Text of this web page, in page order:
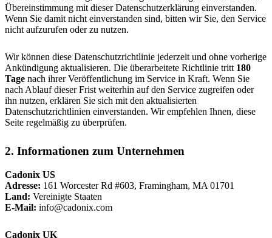
Übereinstimmung mit dieser Datenschutzerklärung einverstanden.
Wenn Sie damit nicht einverstanden sind, bitten wir Sie, den Service
nicht aufzurufen oder zu nutzen.
Wir können diese Datenschutzrichtlinie jederzeit und ohne vorherige
Ankündigung aktualisieren. Die überarbeitete Richtlinie tritt 180
Tage nach ihrer Veröffentlichung im Service in Kraft. Wenn Sie
nach Ablauf dieser Frist weiterhin auf den Service zugreifen oder
ihn nutzen, erklären Sie sich mit den aktualisierten
Datenschutzrichtlinien einverstanden. Wir empfehlen Ihnen, diese
Seite regelmäßig zu überprüfen.
2. Informationen zum Unternehmen
Cadonix US
Adresse: 161 Worcester Rd #603, Framingham, MA 01701
Land: Vereinigte Staaten
E-Mail: info@cadonix.com
Cadonix UK